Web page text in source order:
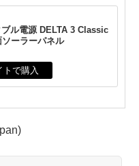
ル電源 DELTA 3 Classic
ソーラーパネル
トで購入